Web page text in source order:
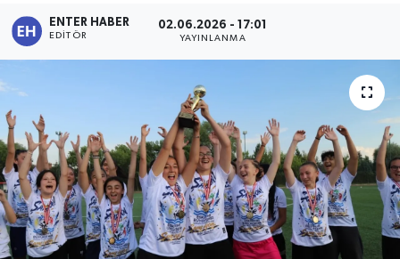
ENTER HABER
EDITÖR
02.06.2026 - 17:01
YAYINLANMA